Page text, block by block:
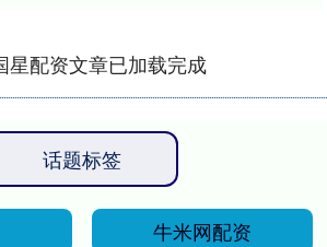
星配资文章已加载完成
话题标签
牛米网配资